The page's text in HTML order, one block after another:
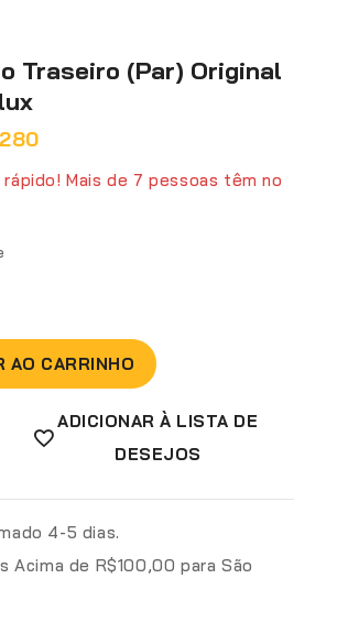
Traseiro (Par) Original
280
vendidos nas últimas 12 horas
rápido! Mais de 7 pessoas têm no
AO CARRINHO
ADICIONAR À LISTA DE
DESEJOS
4-5 dias.
Acima de R$100,00 para São